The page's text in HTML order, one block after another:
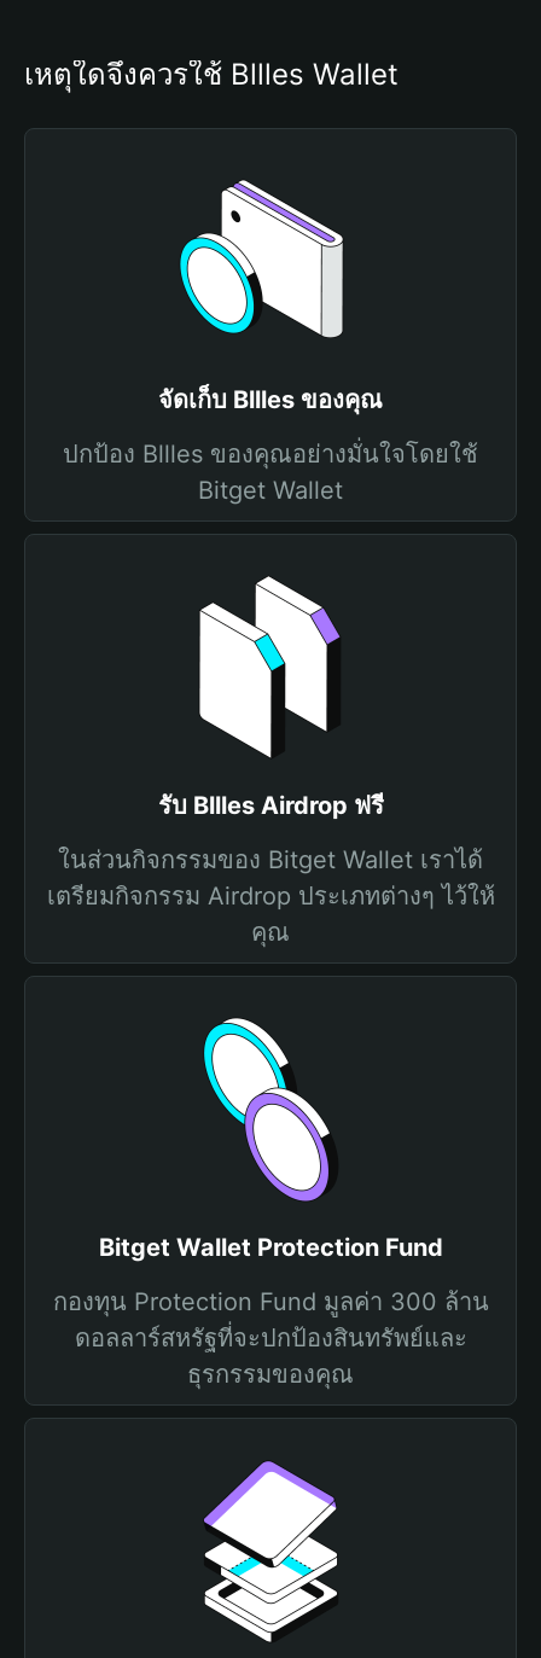
เหตุใดจึงควรใช้ Bllles Wallet
จัดเก็บ Bllles ของคุณ
ปกป้อง Bllles ของคุณอย่างมั่นใจโดยใช้
Bitget Wallet
รับ Bllles Airdrop ฟรี
ในส่วนกิจกรรมของ Bitget Wallet เราได้
เตรียมกิจกรรม Airdrop ประเภทต่างๆ ไว้ให้
คุณ
Bitget Wallet Protection Fund
กองทุน Protection Fund มูลค่า 300 ล้าน
ดอลลาร์สหรัฐที่จะปกป้องสินทรัพย์และ
ธุรกรรมของคุณ